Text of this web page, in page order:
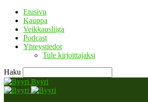
Etusivu
Kauppa
Veikkausliiga
Podcast
Yhteystiedot
Tule kirjoittajaksi
Haku
Byyri